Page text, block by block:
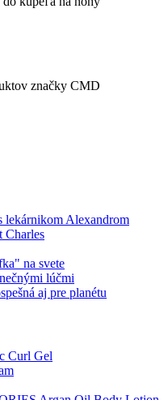
značky CMD
lekárnikom Alexandrom
Charles
na svete
lúčmi
aj pre planétu
Curl Gel